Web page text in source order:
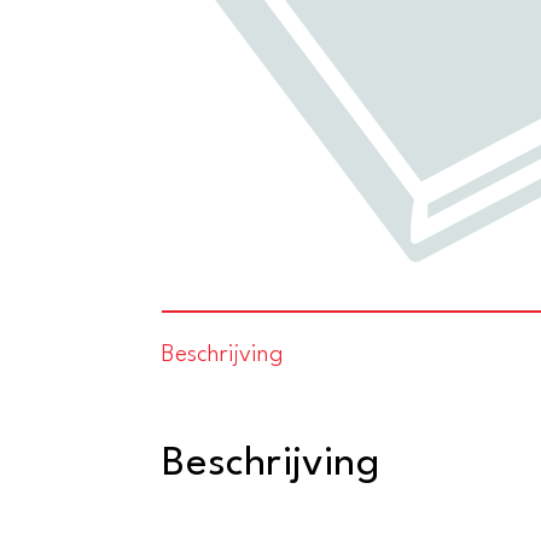
Beschrijving
Beschrijving